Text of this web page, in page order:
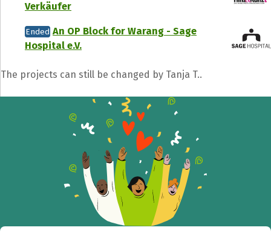
Verkäufer
Ended An OP Block for Warang - Sage
Hospital e.V.
The projects can still be changed by Tanja T..